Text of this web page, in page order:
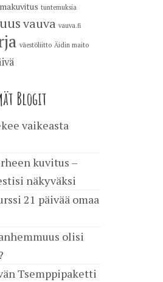
tuntemuksia
vauva vauva.fi
väestöliitto Äidin maito
Blogit
vaikeasta
kuvitus –
näkyväksi
21 päivää omaa
olisi
Tsemppipaketti